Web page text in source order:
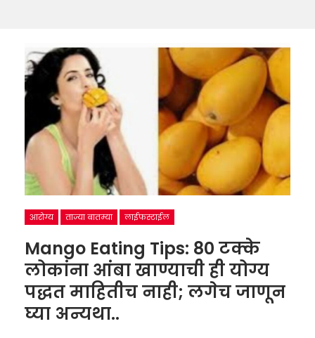
आरोग्य ताज्या बातम्या लाईफस्टाईल
Mango Eating Tips: 80 टक्के
लोकांना आंबा खाण्याची ही योग्य
पद्धत माहितीच नाही; लगेच जाणून
घ्या अन्यथा..